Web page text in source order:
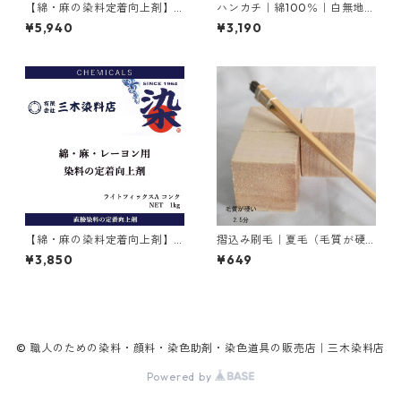
【綿・麻の染料定着向上剤】
｜2kg｜ライトフィックスAコ
ンク
¥5,940
ハンカチ｜綿100％｜白無地｜
45cm×45cm｜10枚×1セット
¥3,190
【綿・麻の染料定着向上剤】
｜1kg｜ライトフィックスAコ
ンク
¥3,850
摺込み刷毛｜夏毛（毛質が硬
い）2.5分
¥649
© 職人のための染料・顔料・染色助剤・染色道具の販売店｜三木染料店
Powered by